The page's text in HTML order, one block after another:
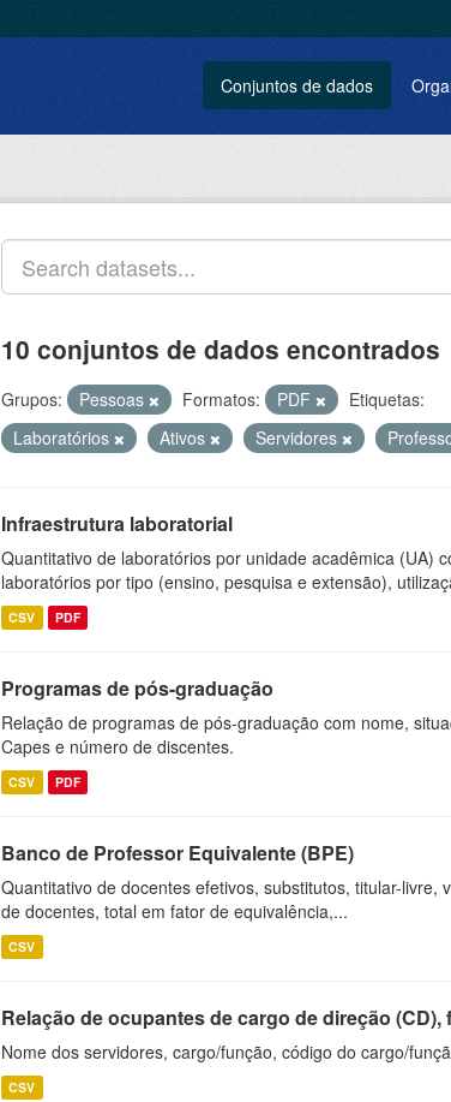
Conjuntos de dados
10 conjuntos de dados encontrados
Grupos: Pessoas Formatos: PDF
Etiquetas:
Laboratórios
Ativos Servidores
Infraestrutura laboratorial
Quantitativo de laboratórios por unidade acadêmica (UA)
laboratórios por tipo (ensino, pesquisa e extensão),
CSV PDF
Programas de pós-graduação
Relação de programas de pós-graduação com nome,
Capes e número de discentes.
CSV PDF
Banco de Professor Equivalente (BPE)
Quantitativo de docentes efetivos, substitutos, titular-
de docentes, total em fator de equivalência,...
CSV
Relação de ocupantes de cargo de direção
Nome dos servidores, cargo/função, código do cargo/
CSV